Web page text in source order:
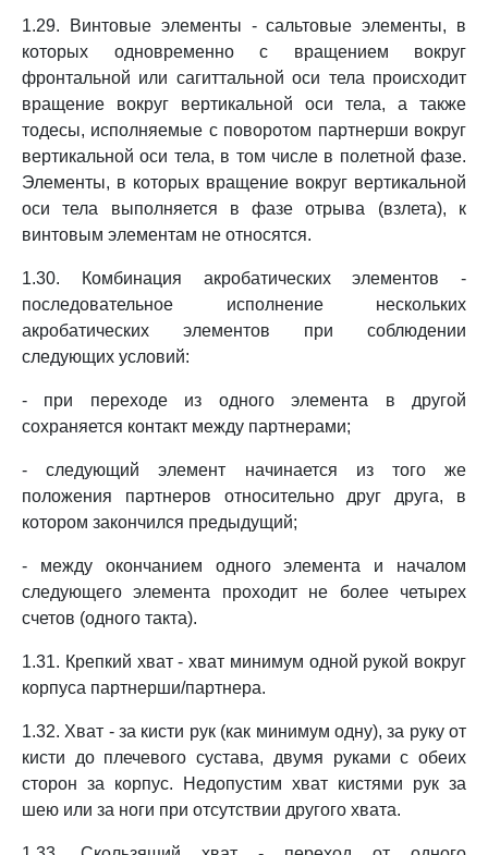
1.29. Винтовые элементы - сальтовые элементы, в
которых одновременно с вращением вокруг
фронтальной или сагиттальной оси тела происходит
вращение вокруг вертикальной оси тела, а также
тодесы, исполняемые с поворотом партнерши вокруг
вертикальной оси тела, в том числе в полетной фазе.
Элементы, в которых вращение вокруг вертикальной
оси тела выполняется в фазе отрыва (взлета), к
винтовым элементам не относятся.
1.30. Комбинация акробатических элементов -
последовательное исполнение нескольких
акробатических элементов при соблюдении
следующих условий:
- при переходе из одного элемента в другой
сохраняется контакт между партнерами;
- следующий элемент начинается из того же
положения партнеров относительно друг друга, в
котором закончился предыдущий;
- между окончанием одного элемента и началом
следующего элемента проходит не более четырех
счетов (одного такта).
1.31. Крепкий хват - хват минимум одной рукой вокруг
корпуса партнерши/партнера.
1.32. Хват - за кисти рук (как минимум одну), за руку от
кисти до плечевого сустава, двумя руками с обеих
сторон за корпус. Недопустим хват кистями рук за
шею или за ноги при отсутствии другого хвата.